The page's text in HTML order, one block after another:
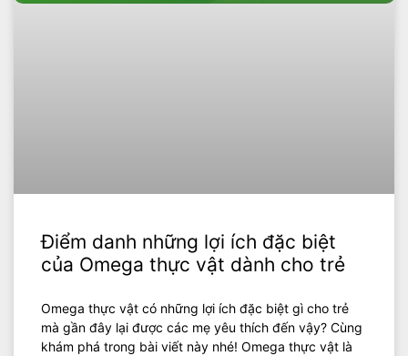
Điểm danh những lợi ích đặc biệt
của Omega thực vật dành cho trẻ
Omega thực vật có những lợi ích đặc biệt gì cho trẻ
mà gần đây lại được các mẹ yêu thích đến vậy? Cùng
khám phá trong bài viết này nhé! Omega thực vật là